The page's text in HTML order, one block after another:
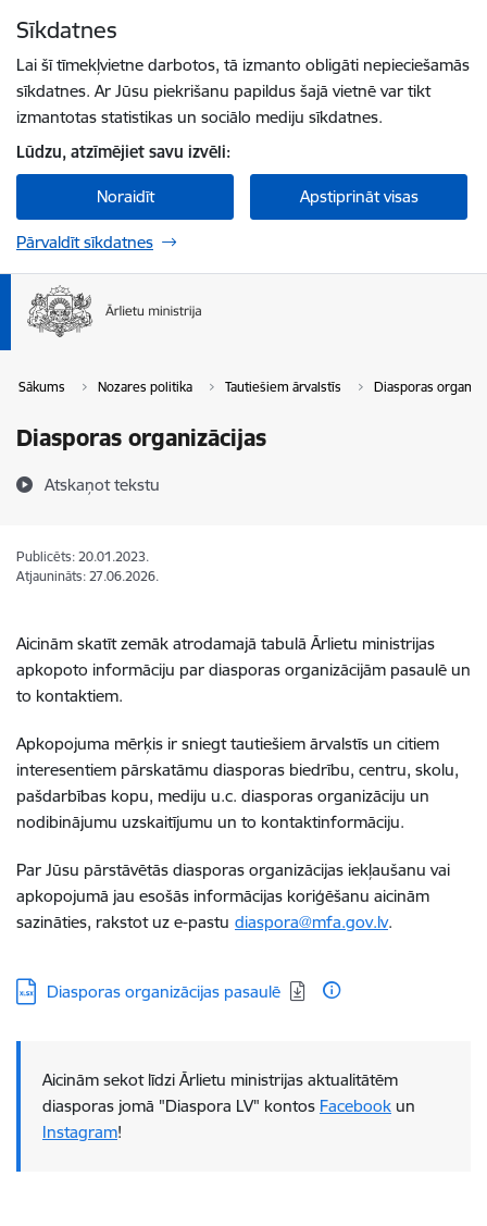
Sīkdatnes
Lai šī tīmekļvietne darbotos, tā izmanto obligāti nepieciešamās
sīkdatnes. Ar Jūsu piekrišanu papildus šajā vietnē var tikt
izmantotas statistikas un sociālo mediju sīkdatnes.
Lūdzu, atzīmējiet savu izvēli:
Noraidīt Apstiprināt visas
Pārvaldīt sīkdatnes
Sākums Nozares politika Tautiešiem ārvalstīs Diasporas
Diasporas organizācijas
Atskaņot tekstu
Publicēts: 20.01.2023.
Atjaunināts: 27.06.2026.
Aicinām skatīt zemāk atrodamajā tabulā Ārlietu ministrijas
apkopoto informāciju par diasporas organizācijām pasaulē un
to kontaktiem.
Apkopojuma mērķis ir sniegt tautiešiem ārvalstīs un citiem
interesentiem pārskatāmu diasporas biedrību, centru, skolu,
pašdarbības kopu, mediju u.c. diasporas organizāciju un
nodibinājumu uzskaitījumu un to kontaktinformāciju.
Par Jūsu pārstāvētās diasporas organizācijas iekļaušanu vai
apkopojumā jau esošās informācijas koriģēšanu aicinām
sazināties, rakstot uz e-pastu diaspora@mfa.gov.lv.
Lejupielādēt:
Diasporas organizācijas pasaulē
Aicinām sekot līdzi Ārlietu ministrijas aktualitātēm
diasporas jomā "Diaspora LV" kontos Faceb​ook un
Instagram!